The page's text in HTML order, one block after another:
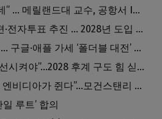
“합법 취업허가 있는데” … 메릴랜드대 교수, 공항서 ICE에 체포, 구금 중
동포청, 재외국민 우편·전자투표 추진 … 2028년 도입 목표
삼성 144만대 신기록 … 구글·애플 가세 ‘폴더블 대전’ 열린다
트럼프 “결국 밴스 당선시켜야”…2028 후계 구도 힘 싣나
“AI 시장 주도권, 결국 엔비디아가 쥔다”…모건스탠리 장담
루트’ 합의